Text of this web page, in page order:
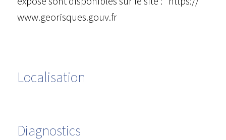
www.georisques.gouv.fr
Localisation
Diagnostics